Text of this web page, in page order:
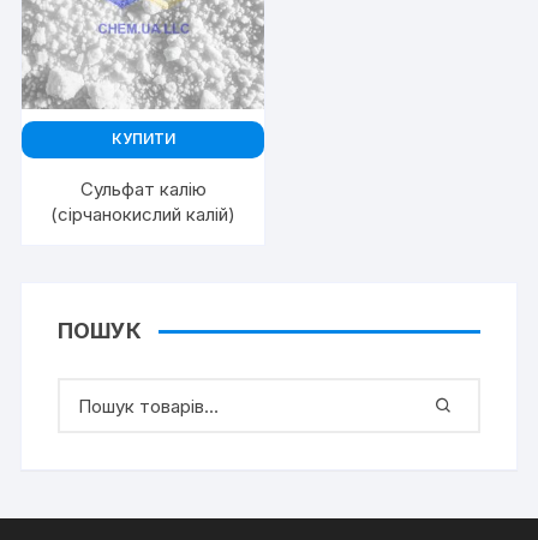
КУПИТИ
Сульфат калію
(сірчанокислий калій)
ПОШУК